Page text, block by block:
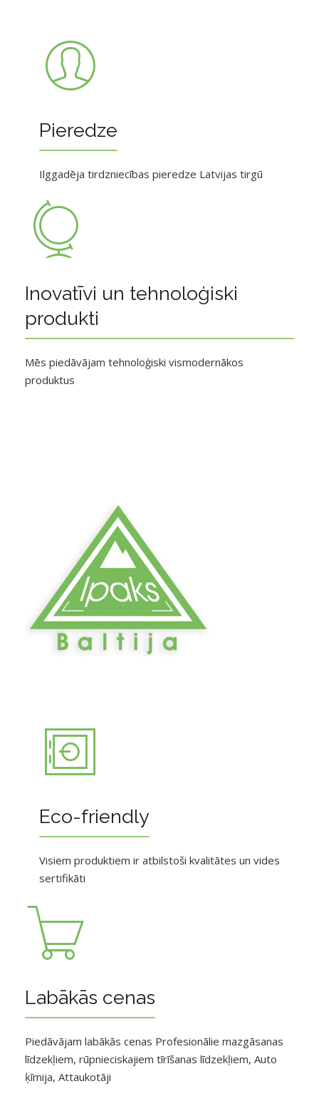
Pieredze
Ilggadēja tirdzniecības pieredze Latvijas tirgū
Inovatīvi un tehnoloģiski
produkti
Mēs piedāvājam tehnoloģiski vismodernākos
produktus
Eco-friendly
Visiem produktiem ir atbilstoši kvalitātes un vides
sertifikāti
Labākās cenas
Piedāvājam labākās cenas Profesionālie mazgāsanas
līdzekļiem, rūpnieciskajiem tīrīšanas līdzekļiem, Auto
ķīmija, Attaukotāji